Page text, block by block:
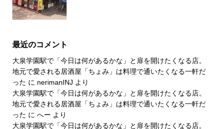
最近のコメント
大泉学園駅で「今日は何があるかな」と扉を開けたくなる店。
地元で愛される居酒屋「ちょみ」は料理で通いたくなる一軒だ
った に nerimanINJ より
大泉学園駅で「今日は何があるかな」と扉を開けたくなる店。
地元で愛される居酒屋「ちょみ」は料理で通いたくなる一軒だ
った に へー より
大泉学園駅で「今日は何があるかな」と扉を開けたくなる店。